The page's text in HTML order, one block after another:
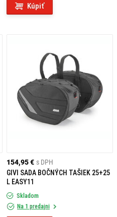
Kúpiť
154,95 € s DPH
GIVI SADA BOČNÝCH TAŠIEK 25+25
L EASY11
Skladom
Na 1 predajni